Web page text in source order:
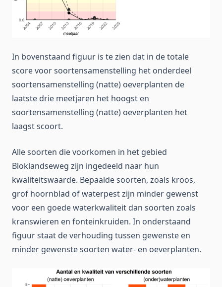
In bovenstaand figuur is te zien dat in de totale
score voor soortensamenstelling het onderdeel
soortensamenstelling (natte) oeverplanten de
laatste drie meetjaren het hoogst en
soortensamenstelling (natte) oeverplanten het
laagst scoort.
Alle soorten die voorkomen in het gebied
Bloklandseweg zijn ingedeeld naar hun
kwaliteitswaarde. Bepaalde soorten, zoals kroos,
grof hoornblad of waterpest zijn minder gewenst
voor een goede waterkwaliteit dan soorten zoals
kranswieren en fonteinkruiden. In onderstaand
figuur staat de verhouding tussen gewenste en
minder gewenste soorten water- en oeverplanten.